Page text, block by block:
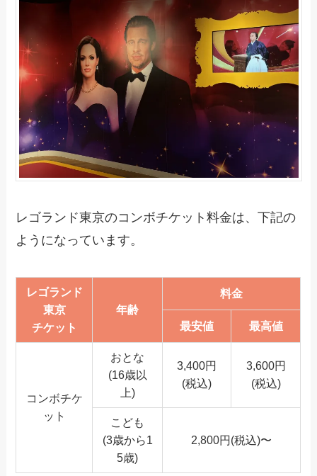
レゴランド東京のコンボチケット料金は、下記の
ようになっています。
レゴランド
東京
チケット
年齢
料金
最安値 最高値
コンボチケ
ット
おとな
(16歳以
上)
3,400円
(税込)
3,600円
(税込)
こども
(3歳から1
5歳)
2,800円(税込)〜